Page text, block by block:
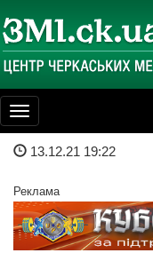
Toggle
navigation
13.12.21 19:22
Реклама